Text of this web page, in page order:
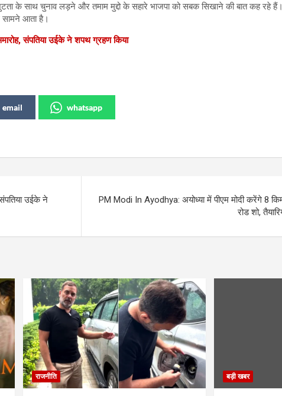
के साथ चुनाव लड़ने और तमाम मुद्दो के सहारे भाजपा को सबक सिखाने की बात कह रहे
सामने आता है।
संपतिया उईके ने शपथ ग्रहण किया
email whatsapp
उईके ने
PM Modi In Ayodhya: अयोध्या में पीएम मोदी करेंगे 8
रोड शो,
राजनीति बड़ी खबर